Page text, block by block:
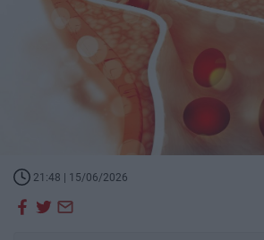
21:48 | 15/06/2026